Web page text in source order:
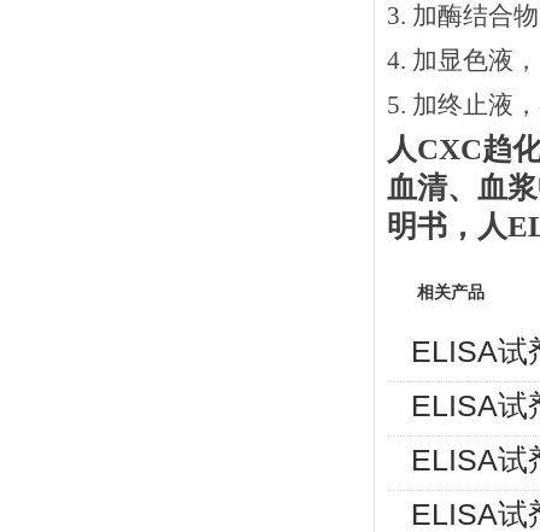
3. 加酶结合
4. 加显色液
5. 加终止液
人CXC趋
血清、血
明书 ，人
相关产品
ELISA试
ELISA试
ELISA试
ELISA试